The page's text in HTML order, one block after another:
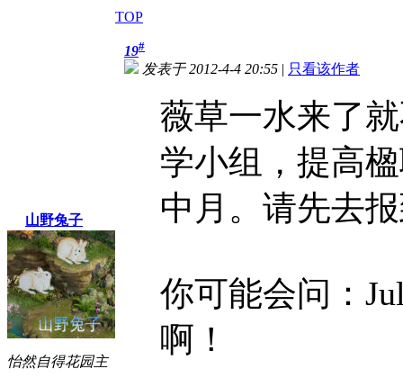
TOP
山野兔子
怡然自得花园主
19#
发表于 2012-4-4 20:55 | 只看该作者
薇草一水来了
学小组，提高
中月。请先去
你可能会问：
啊！